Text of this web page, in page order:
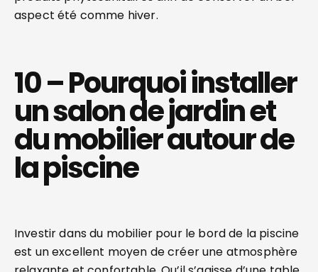
aspect été comme hiver.
10 – Pourquoi installer
un salon de jardin et
du mobilier autour de
la piscine
Investir dans du mobilier pour le bord de la piscine
est un excellent moyen de créer une atmosphère